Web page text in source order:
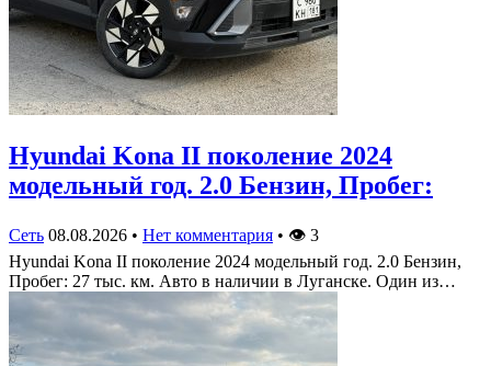
Hyundai Kona II поколение 2024
модельный год. 2.0 Бензин, Пробег:
Сеть 08.08.2026 • Нет комментария • 👁 3
Hyundai Kona II поколение 2024 модельный год. 2.0 Бензин,
Пробег: 27 тыс. км. Авто в наличии в Луганске. Один из…